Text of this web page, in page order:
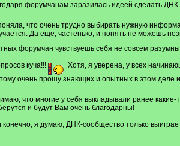
форумчанам заразилась идеей сделать
что очень трудно выбирать нужную
Да еще, частенько, и понять не можешь
форумчан чувствуешь себя не совсем
куча!!!
Хотя, я уверена, у всех
очень прошу знающих и опытных в этом деле
что многие у себя выкладывали ранее
и будут Вам очень благодарны!
конечно, я думаю, ДНК-сообщество только